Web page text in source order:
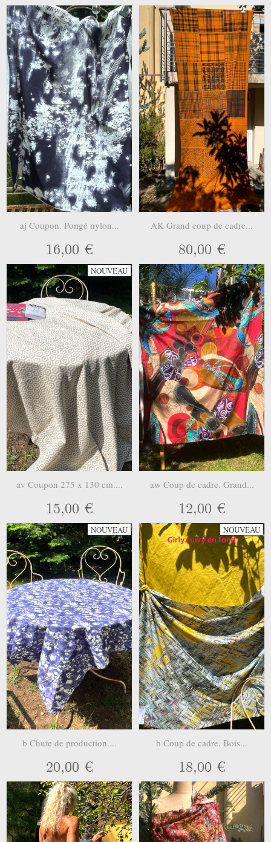
aj Coupon. Pongé nylon...
16,00 €
AK Grand coup de cadre...
80,00 €
NOUVEAU
av Coupon 275 x 130 cm....
15,00 €
aw Coup de cadre. Grand...
12,00 €
NOUVEAU
b Chute de production....
20,00 €
NOUVEAU
b Coup de cadre. Bois...
18,00 €